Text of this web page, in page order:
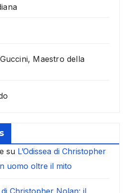
Maestro della
su L’Odissea di Christopher
uomo oltre il mito
di Christopher Nolan: il